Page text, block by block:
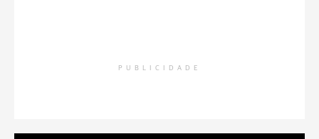
PUBLICIDADE